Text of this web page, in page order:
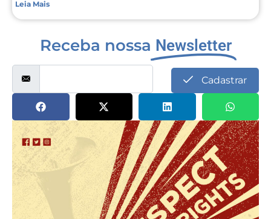
Leia Mais
Receba nossa Newsletter
Cadastrar